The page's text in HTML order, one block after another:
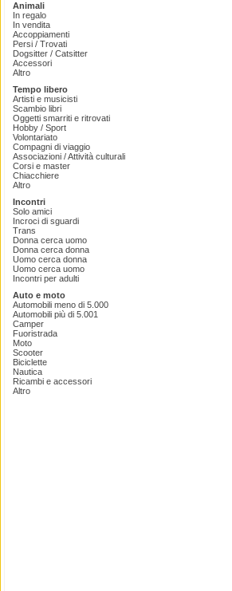
Animali
In regalo
In vendita
Accoppiamenti
Persi / Trovati
Dogsitter / Catsitter
Accessori
Altro
Tempo libero
Artisti e musicisti
Scambio libri
Oggetti smarriti e ritrovati
Hobby / Sport
Volontariato
Compagni di viaggio
Associazioni / Attività culturali
Corsi e master
Chiacchiere
Altro
Incontri
Solo amici
Incroci di sguardi
Trans
Donna cerca uomo
Donna cerca donna
Uomo cerca donna
Uomo cerca uomo
Incontri per adulti
Auto e moto
Automobili meno di 5.000
Automobili più di 5.001
Camper
Fuoristrada
Moto
Scooter
Biciclette
Nautica
Ricambi e accessori
Altro